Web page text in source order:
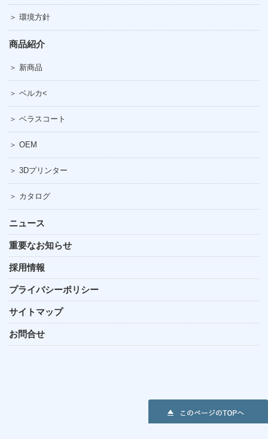
＞ 環境方針
商品紹介
＞ 新商品
＞ ベルカ<
＞ ベラスコート
＞ OEM
＞ 3Dプリンター
＞ カタログ
ニュース
重要なお知らせ
採用情報
プライバシーポリシー
サイトマップ
お問合せ